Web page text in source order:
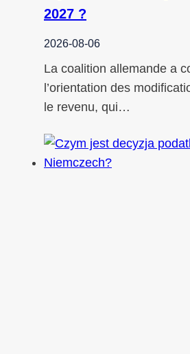
2027 ?
2026-08-06
La coalition allemande a
l’orientation des
le revenu, qui…